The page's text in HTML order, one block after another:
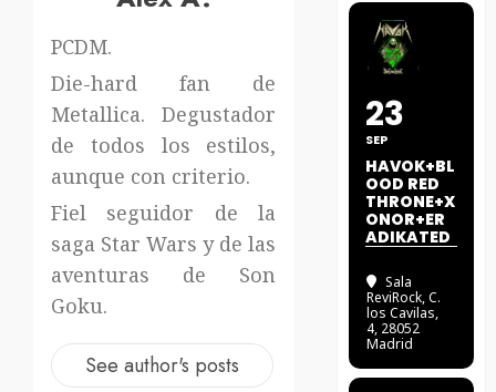
PCDM.
Die-hard fan de
Metallica. Degustador
de todos los estilos,
aunque con criterio.
Fiel seguidor de la
saga Star Wars y de las
aventuras de Son
Goku.
See author's posts
23
SEP
HAVOK+BL
OOD RED
THRONE+X
ONOR+ER
ADIKATED
Sala
ReviRock, C.
los Cavilas,
4, 28052
Madrid